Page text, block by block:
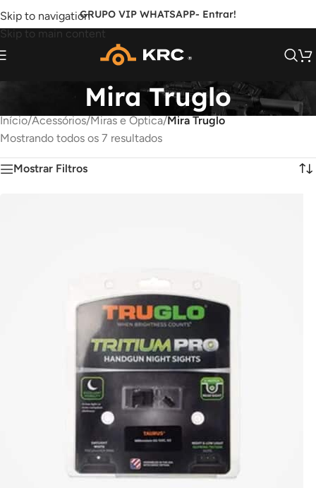
Skip to navigation
Skip to main content
GRUPO VIP WHATSAPP- Entrar!
Mira Truglo
Início/Acessórios/Miras e Óptica/Mira Truglo
Mostrando todos os 7 resultados
Mostrar Filtros